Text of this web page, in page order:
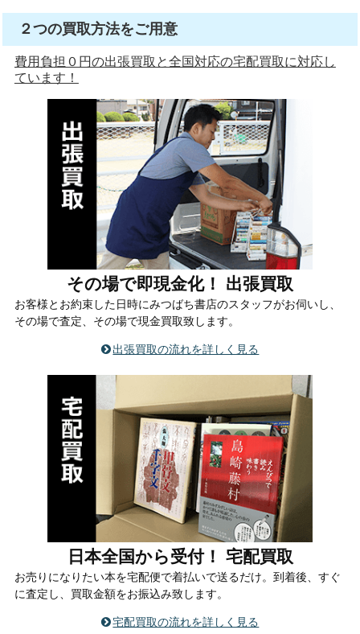
２つの買取方法をご用意
費用負担０円の出張買取と全国対応の宅配買取に対応し
ています！
その場で即現金化！ 出張買取
お客様とお約束した日時にみつばち書店のスタッフがお伺いし、
その場で査定、その場で現金買取致します。
出張買取の流れを詳しく見る
日本全国から受付！ 宅配買取
お売りになりたい本を宅配便で着払いで送るだけ。到着後、すぐ
に査定し、買取金額をお振込み致します。
宅配買取の流れを詳しく見る